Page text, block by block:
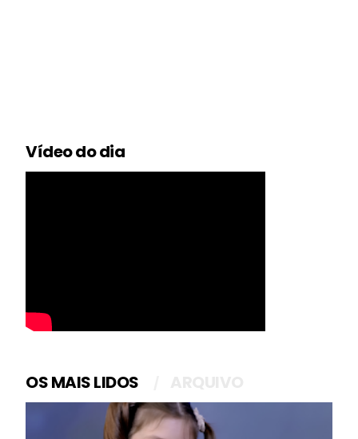
Vídeo do dia
OS MAIS LIDOS